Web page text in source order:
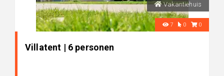
Vakantiehuis
7 0 0
Villatent | 6 personen